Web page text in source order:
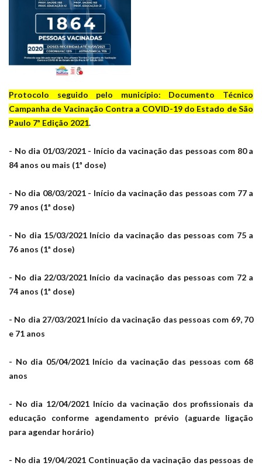
Protocolo seguido pelo município: Documento Técnico
Campanha de Vacinação Contra a COVID-19 do Estado de São
Paulo 7ª Edição 2021.
- No dia 01/03/2021 - Início da vacinação das pessoas com 80 a
84 anos ou mais (1ª dose)
- No dia 08/03/2021 - Início da vacinação das pessoas com 77 a
79 anos (1ª dose)
- No dia 15/03/2021 Início da vacinação das pessoas com 75 a
76 anos (1ª dose)
- No dia 22/03/2021 Início da vacinação das pessoas com 72 a
74 anos (1ª dose)
- No dia 27/03/2021 Início da vacinação das pessoas com 69, 70
e 71 anos
- No dia 05/04/2021 Início da vacinação das pessoas com 68
anos
- No dia 12/04/2021 Início da vacinação dos profissionais da
educação conforme agendamento prévio (aguarde ligação
para agendar horário)
- No dia 19/04/2021 Continuação da vacinação das pessoas de